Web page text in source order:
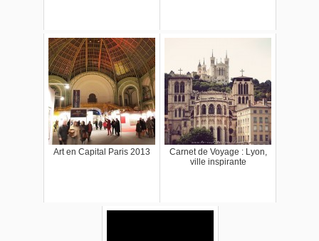
Art en Capital Paris 2013
Carnet de Voyage : Lyon,
ville inspirante